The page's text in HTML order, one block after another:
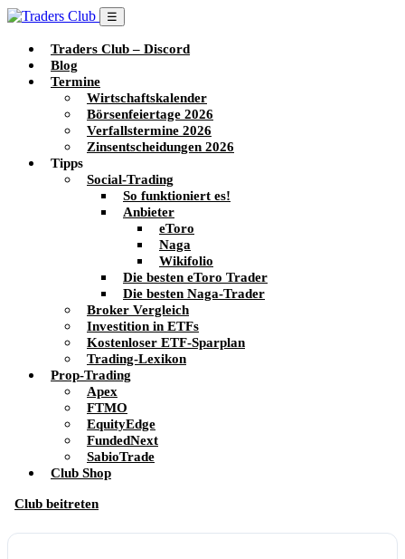
☰
Traders Club – Discord
Blog
Termine
Wirtschaftskalender
Börsenfeiertage 2026
Verfallstermine 2026
Zinsentscheidungen 2026
Tipps
Social-Trading
So funktioniert es!
Anbieter
eToro
Naga
Wikifolio
Die besten eToro Trader
Die besten Naga-Trader
Broker Vergleich
Investition in ETFs
Kostenloser ETF-Sparplan
Trading-Lexikon
Prop-Trading
Apex
FTMO
EquityEdge
FundedNext
SabioTrade
Club Shop
Club beitreten